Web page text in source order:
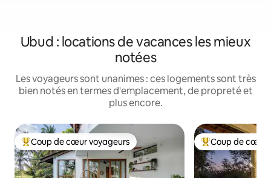
Ubud : locations de vacances les mieux
notées
Les voyageurs sont unanimes : ces logements sont très
bien notés en termes d'emplacement, de propreté et
plus encore.
Coups de cœur voyageurs les plus appréciés
Coup de cœur voyageurs Coups de cœur
Coup de cœur